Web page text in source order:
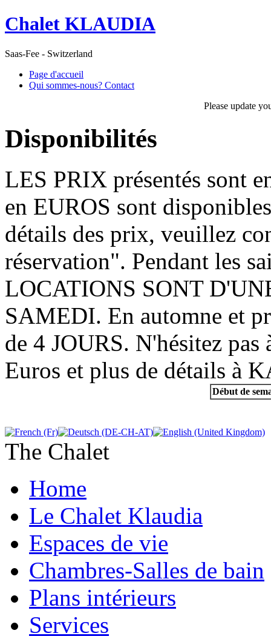
Chalet KLAUDIA
Saas-Fee - Switzerland
Page d'accueil
Qui sommes-nous? Contact
Please update
Disponibilités
LES PRIX présentés sont
en EUROS sont
détails des prix, veuillez
réservation". Pendant les
LOCATIONS SONT
SAMEDI. En automne et
de 4 JOURS. N'hésitez
Euros et plus de détails à
Début de
The Chalet
Home
Le Chalet Klaudia
Espaces de vie
Chambres-Salles de bain
Plans intérieurs
Services